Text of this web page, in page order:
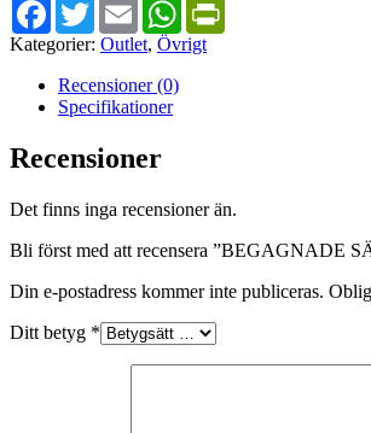
Kategorier: Outlet, Övrigt
Recensioner (0)
Specifikationer
Recensioner
Det finns inga recensioner än.
Bli först med att recensera ”BEGAGNADE
Din e-postadress kommer inte publiceras.
Ditt betyg *